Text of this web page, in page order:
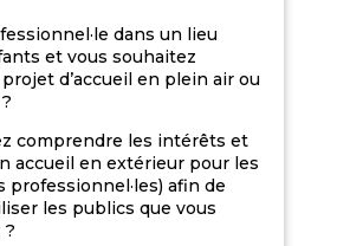
dans un lieu
et vous souhaitez
d’accueil en plein air ou
comprendre les intérêts et
accueil en extérieur pour les
professionnel·les) afin de
les publics que vous
?